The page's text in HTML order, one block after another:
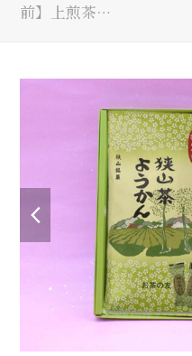
前】上煎茶…
previous
slide